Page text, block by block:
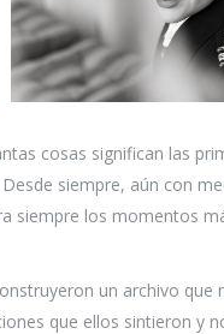
cosas significan las
siempre, aún con
siempre los momentos
un archivo
que ellos sintieron y